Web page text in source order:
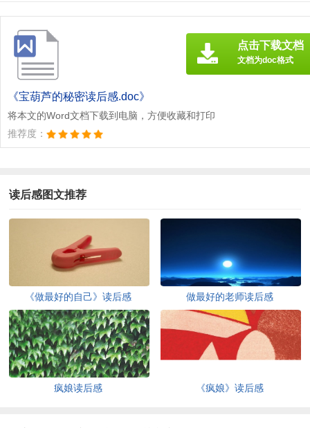
《宝葫芦的秘密读后感.doc》
将本文的Word文档下载到电脑，方便收藏和打印
推荐度：
点击下载文档
文档为doc格式
读后感图文推荐
《做最好的自己》读后感 做最好的老师读后感
疯娘读后感 《疯娘》读后感